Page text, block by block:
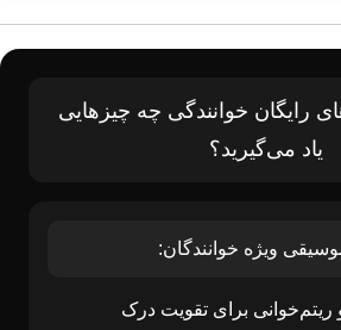
رایگان خوانندگی چه چیزهایی
یاد می‌گیرید؟
ویژه خوانندگان:
برای تقویت درک